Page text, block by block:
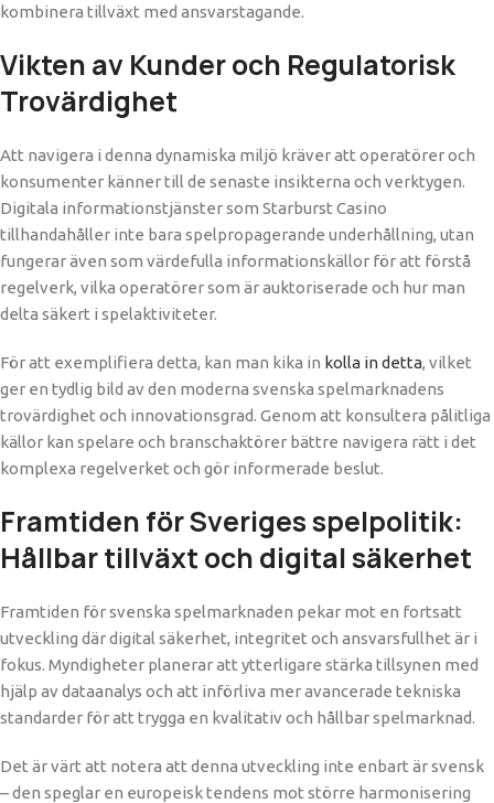
kombinera tillväxt med ansvarstagande.
Vikten av Kunder och Regulatorisk
Trovärdighet
Att navigera i denna dynamiska miljö kräver att operatörer och
konsumenter känner till de senaste insikterna och verktygen.
Digitala informationstjänster som Starburst Casino
tillhandahåller inte bara spelpropagerande underhållning, utan
fungerar även som värdefulla informationskällor för att förstå
regelverk, vilka operatörer som är auktoriserade och hur man
delta säkert i spelaktiviteter.
För att exemplifiera detta, kan man kika in kolla in detta, vilket
ger en tydlig bild av den moderna svenska spelmarknadens
trovärdighet och innovationsgrad. Genom att konsultera pålitliga
källor kan spelare och branschaktörer bättre navigera rätt i det
komplexa regelverket och gör informerade beslut.
Framtiden för Sveriges spelpolitik:
Hållbar tillväxt och digital säkerhet
Framtiden för svenska spelmarknaden pekar mot en fortsatt
utveckling där digital säkerhet, integritet och ansvarsfullhet är i
fokus. Myndigheter planerar att ytterligare stärka tillsynen med
hjälp av dataanalys och att införliva mer avancerade tekniska
standarder för att trygga en kvalitativ och hållbar spelmarknad.
Det är värt att notera att denna utveckling inte enbart är svensk
– den speglar en europeisk tendens mot större harmonisering